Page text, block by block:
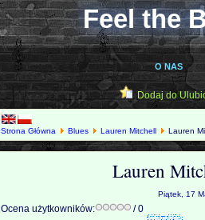
Feel the
O NAS
Dodaj do
Strona Główna Blues Lauren Mitchell Lauren
Lauren
Piątek, 17
Ocena użytkowników:
/ 0